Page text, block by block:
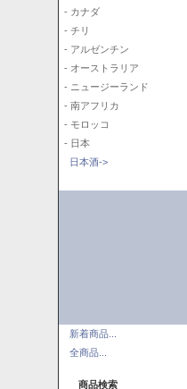
- カナダ
- チリ
- アルゼンチン
- オーストラリア
- ニュージーランド
- 南アフリカ
- モロッコ
- 日本
日本酒->
新着商品...
全商品...
商品検索